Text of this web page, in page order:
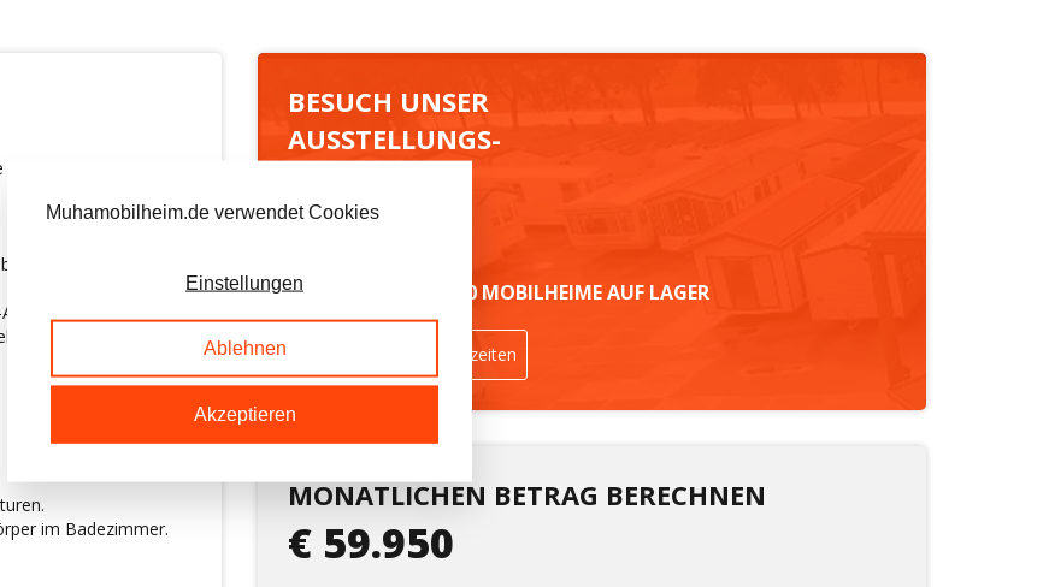
Geschirrspüler,
Dusche 1,20 x 80,
im Badezimmer.
BESUCH UNSER
AUSSTELLUNGS-
IMMER MEHR ALS 50 MOBILHEIME AUF LAGER
Route & Öffnungszeiten
MONATLICHEN BETRAG BERECHNEN
€ 59.950
Muhamobilheim.de verwendet Cookies
Einstellungen
Ablehnen
Akzeptieren